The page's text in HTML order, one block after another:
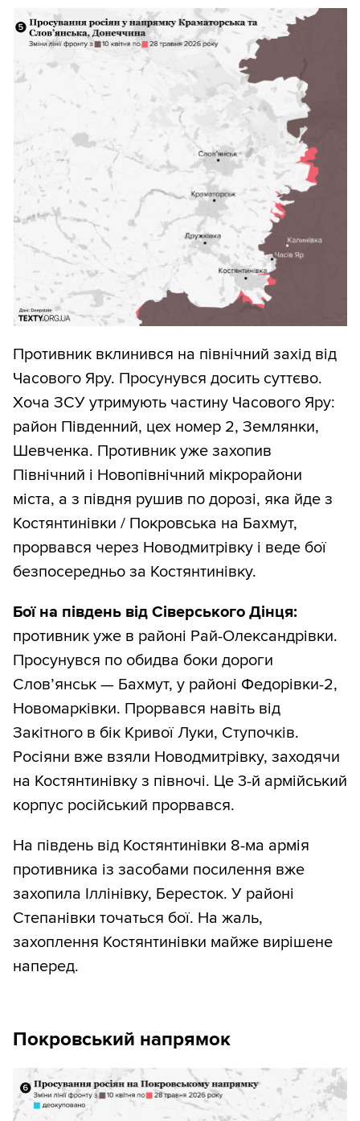
Противник вклинився на північний захід від
Часового Яру. Просунувся досить суттєво.
Хоча ЗСУ утримують частину Часового Яру:
район Південний, цех номер 2, Землянки,
Шевченка. Противник уже захопив
Північний і Новопівнічний мікрорайони
міста, а з півдня рушив по дорозі, яка йде з
Костянтинівки / Покровська на Бахмут,
прорвався через Новодмитрівку і веде бої
безпосередньо за Костянтинівку.
Бої на південь від Сіверського Дінця:
противник уже в районі Рай-Олександрівки.
Просунувся по обидва боки дороги
Словʼянськ — Бахмут, у районі Федорівки-2,
Новомарківки. Прорвався навіть від
Закітного в бік Кривої Луки, Ступочків.
Росіяни вже взяли Новодмитрівку, заходячи
на Костянтинівку з півночі. Це 3-й армійський
корпус російський прорвався.
На південь від Костянтинівки 8-ма армія
противника із засобами посилення вже
захопила Іллінівку, Бересток. У районі
Степанівки точаться бої. На жаль,
захоплення Костянтинівки майже вирішене
наперед.
Покровський напрямок